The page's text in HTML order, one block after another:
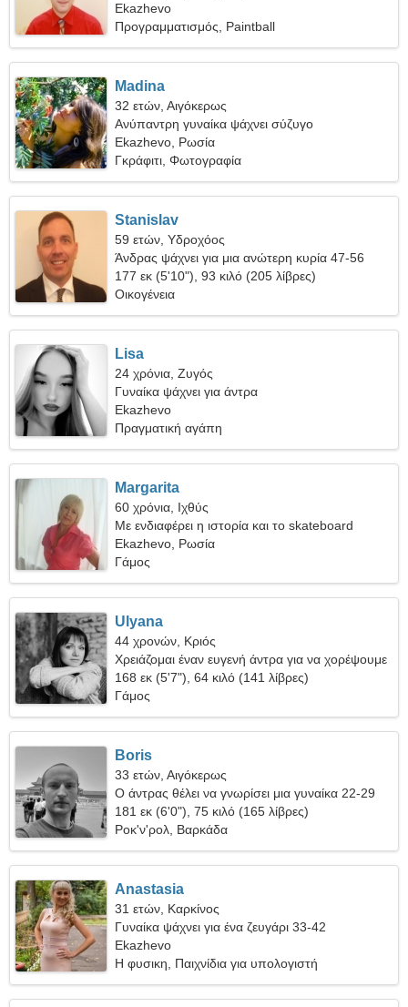
Ekazhevo
Προγραμματισμός, Paintball
Madina
32 ετών, Αιγόκερως
Ανύπαντρη γυναίκα ψάχνει σύζυγο
Ekazhevo, Ρωσία
Γκράφιτι, Φωτογραφία
Stanislav
59 ετών, Υδροχόος
Άνδρας ψάχνει για μια ανώτερη κυρία 47-56
177 εκ (5'10"), 93 κιλό (205 λίβρες)
Οικογένεια
Lisa
24 χρόνια, Ζυγός
Γυναίκα ψάχνει για άντρα
Ekazhevo
Πραγματική αγάπη
Margarita
60 χρόνια, Ιχθύς
Με ενδιαφέρει η ιστορία και το skateboard
Ekazhevo, Ρωσία
Γάμος
Ulyana
44 χρονών, Κριός
Χρειάζομαι έναν ευγενή άντρα για να χορέψουμε
μαζί
168 εκ (5'7"), 64 κιλό (141 λίβρες)
Γάμος
Boris
33 ετών, Αιγόκερως
Ο άντρας θέλει να γνωρίσει μια γυναίκα 22-29
181 εκ (6'0"), 75 κιλό (165 λίβρες)
Ροκ'ν'ρολ, Βαρκάδα
Anastasia
31 ετών, Καρκίνος
Γυναίκα ψάχνει για ένα ζευγάρι 33-42
Ekazhevo
Η φυσικη, Παιχνίδια για υπολογιστή